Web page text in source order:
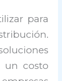
para
un costo